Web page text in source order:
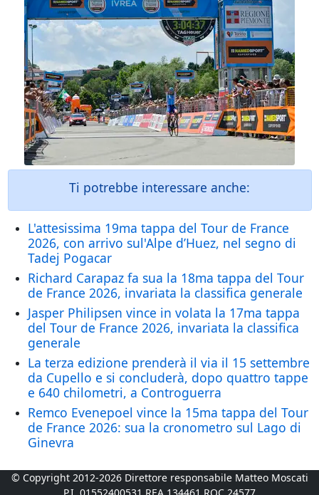
Ti potrebbe interessare anche:
L'attesissima 19ma tappa del Tour de France
2026, con arrivo sul'Alpe d’Huez, nel segno di
Tadej Pogacar
Richard Carapaz fa sua la 18ma tappa del Tour
de France 2026, invariata la classifica generale
Jasper Philipsen vince in volata la 17ma tappa
del Tour de France 2026, invariata la classifica
generale
La terza edizione prenderà il via il 15 settembre
da Cupello e si concluderà, dopo quattro tappe
e 640 chilometri, a Controguerra
Remco Evenepoel vince la 15ma tappa del Tour
de France 2026: sua la cronometro sul Lago di
Ginevra
© Copyright 2012-2026 Direttore responsabile Matteo Moscati